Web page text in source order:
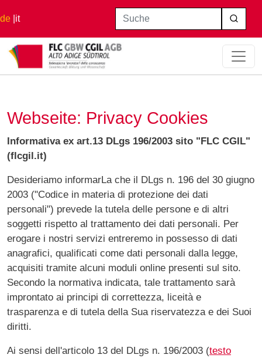
de it Suche
Startseite Webseite: Privacy Cookies
Webseite: Privacy Cookies
Informativa ex art.13 DLgs 196/2003 sito "FLC CGIL"
(flcgil.it)
Desideriamo informarLa che il DLgs n. 196 del 30 giugno
2003 ("Codice in materia di protezione dei dati
personali") prevede la tutela delle persone e di altri
soggetti rispetto al trattamento dei dati personali. Per
erogare i nostri servizi entreremo in possesso di dati
anagrafici, qualificati come dati personali dalla legge,
acquisiti tramite alcuni moduli online presenti sul sito.
Secondo la normativa indicata, tale trattamento sarà
improntato ai principi di correttezza, liceità e
trasparenza e di tutela della Sua riservatezza e dei Suoi
diritti.
Ai sensi dell'articolo 13 del DLgs n. 196/2003 (testo